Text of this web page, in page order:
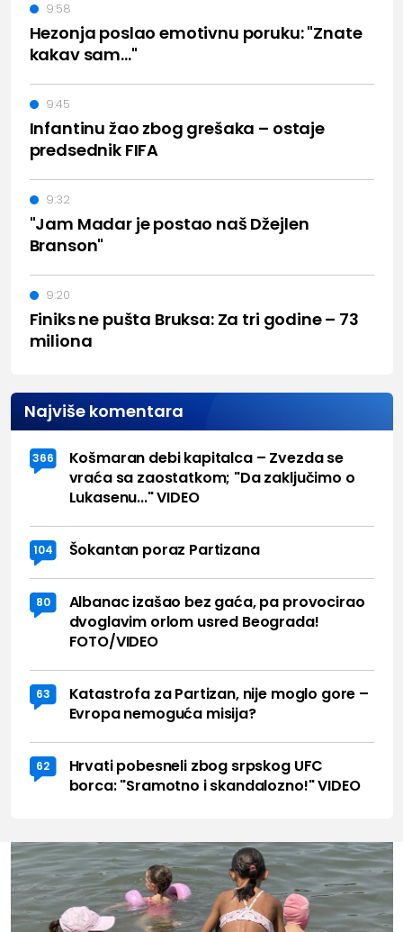
Hezonja poslao emotivnu poruku: "Znate
kakav sam..."
9:58
Infantinu žao zbog grešaka – ostaje
predsednik FIFA
9:45
"Jam Madar je postao naš Džejlen
Branson"
9:32
Finiks ne pušta Bruksa: Za tri godine – 73
miliona
9:20
Najviše komentara
366
Košmaran debi kapitalca – Zvezda se
vraća sa zaostatkom; "Da zaključimo o
Lukasenu..." VIDEO
104 Šokantan poraz Partizana
80
Albanac izašao bez gaća, pa provocirao
dvoglavim orlom usred Beograda!
FOTO/VIDEO
63
Katastrofa za Partizan, nije moglo gore –
Evropa nemoguća misija?
62
Hrvati pobesneli zbog srpskog UFC
borca: "Sramotno i skandalozno!" VIDEO